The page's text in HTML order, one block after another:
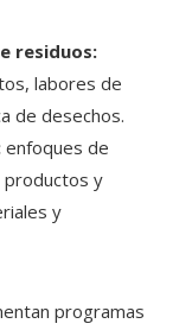
residuos:
labores de
de desechos.
enfoques de
productos y
y
programas